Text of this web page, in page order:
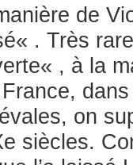
de
. Très
, à la
on
siècles.